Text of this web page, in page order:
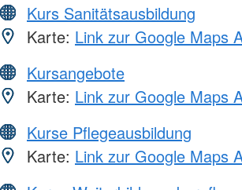
Kurs Sanitätsausbildung
Karte: Link zur Google Maps
Kursangebote
Karte: Link zur Google Maps
Kurse Pflegeausbildung
Karte: Link zur Google Maps